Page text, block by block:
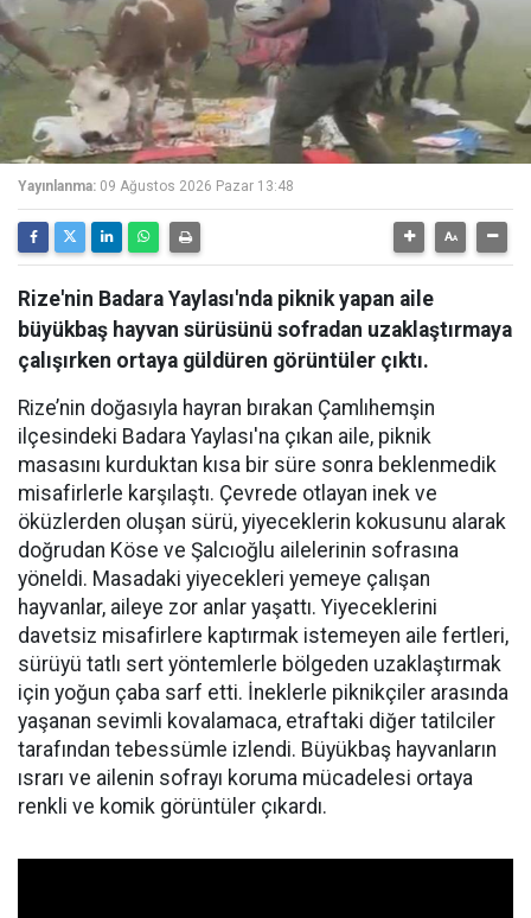
Yayınlanma: 09 Ağustos 2026 Pazar 13:48
Rize'nin Badara Yaylası'nda piknik yapan aile
büyükbaş hayvan sürüsünü sofradan uzaklaştırmaya
çalışırken ortaya güldüren görüntüler çıktı.
Rize’nin doğasıyla hayran bırakan Çamlıhemşin
ilçesindeki Badara Yaylası'na çıkan aile, piknik
masasını kurduktan kısa bir süre sonra beklenmedik
misafirlerle karşılaştı. Çevrede otlayan inek ve
öküzlerden oluşan sürü, yiyeceklerin kokusunu alarak
doğrudan Köse ve Şalcıoğlu ailelerinin sofrasına
yöneldi. Masadaki yiyecekleri yemeye çalışan
hayvanlar, aileye zor anlar yaşattı. Yiyeceklerini
davetsiz misafirlere kaptırmak istemeyen aile fertleri,
sürüyü tatlı sert yöntemlerle bölgeden uzaklaştırmak
için yoğun çaba sarf etti. İneklerle piknikçiler arasında
yaşanan sevimli kovalamaca, etraftaki diğer tatilciler
tarafından tebessümle izlendi. Büyükbaş hayvanların
ısrarı ve ailenin sofrayı koruma mücadelesi ortaya
renkli ve komik görüntüler çıkardı.